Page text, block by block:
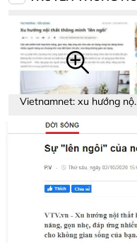
Vietnamnet: xu hướng nội